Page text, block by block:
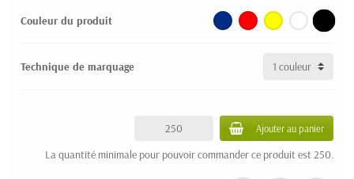
Couleur du produit
Technique de marquage
Ajouter au panier
La quantité minimale pour pouvoir commander ce produit est 250.